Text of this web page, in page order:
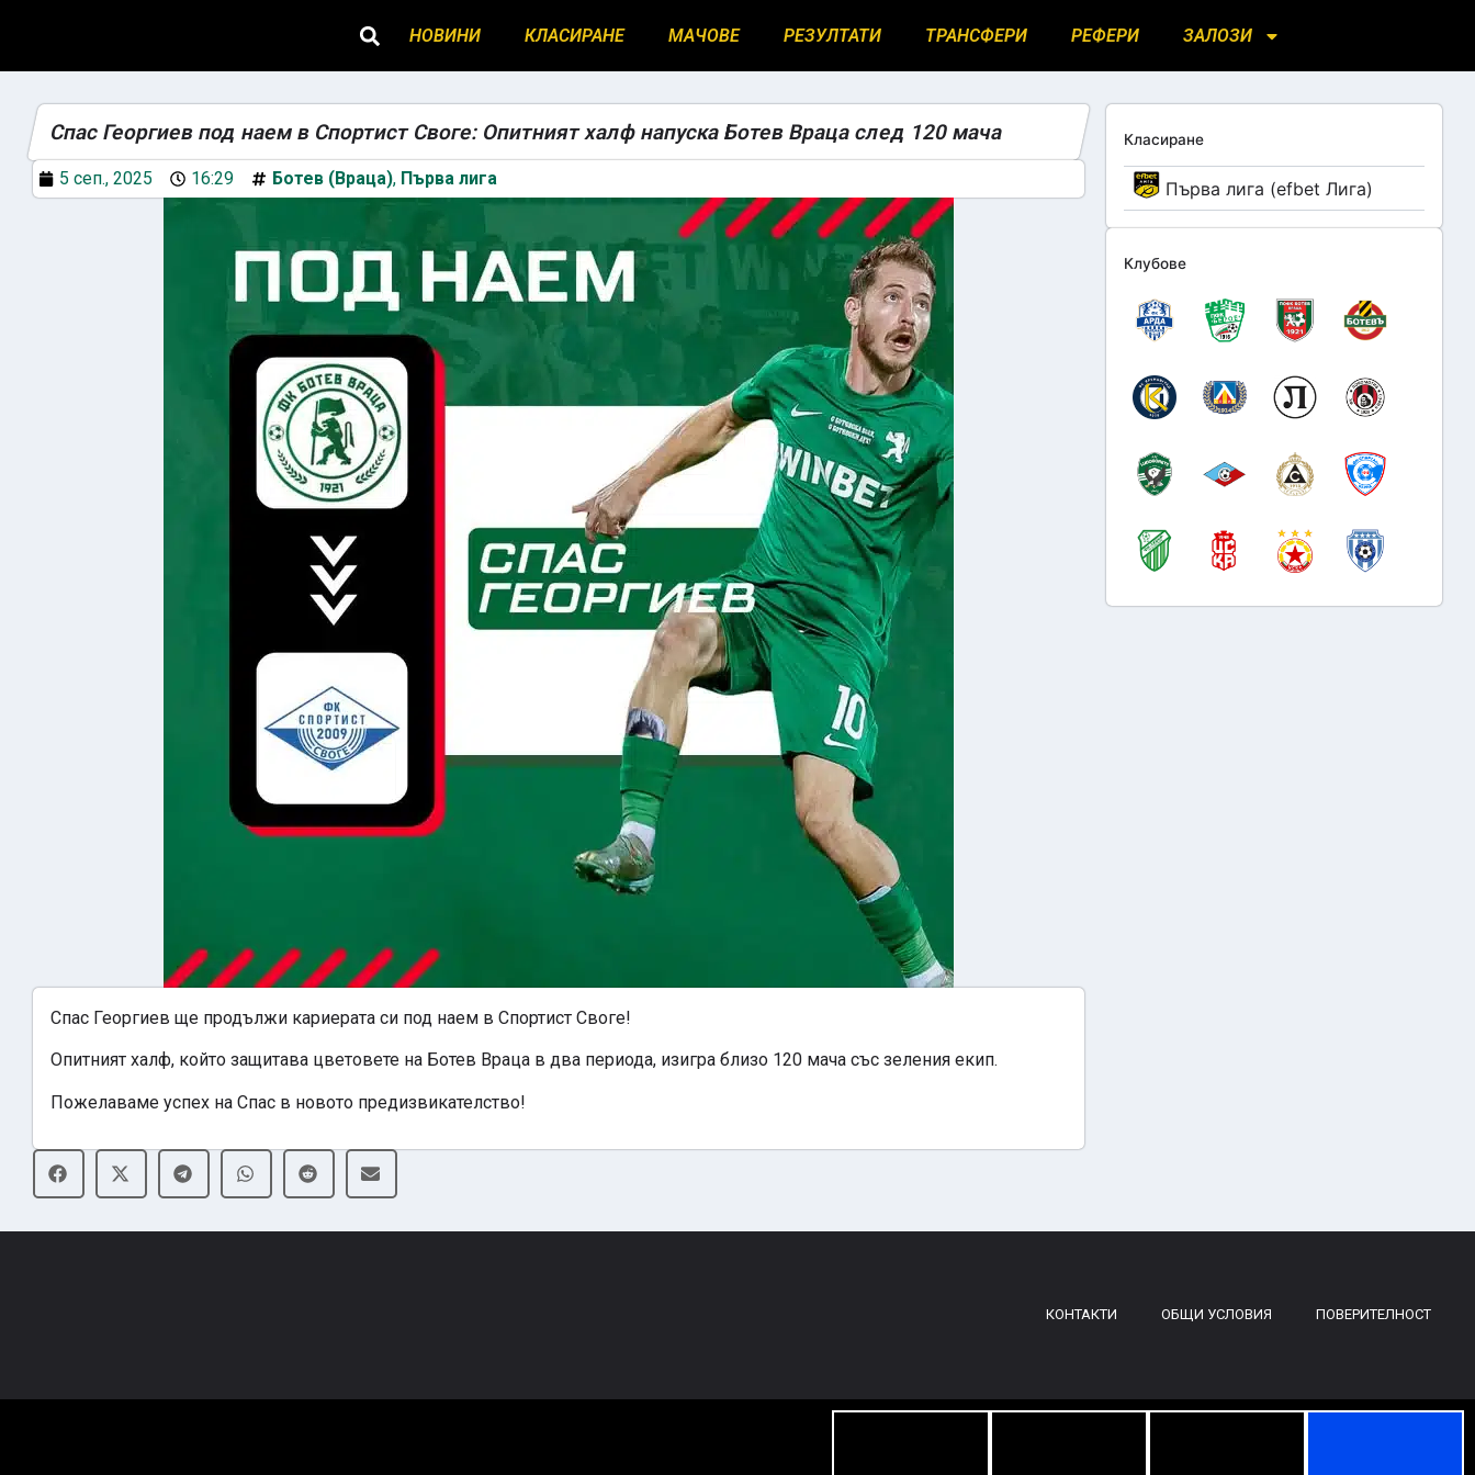
НОВИНИ КЛАСИРАНЕ МАЧОВЕ РЕЗУЛТАТИ ТРАНСФЕРИ РЕФЕРИ ЗАЛОЗИ
Класиране
Първа лига (efbet Лига)
Клубове
Спас Георгиев под наем в Спортист Своге: Опитният халф напуска Ботев Враца след 120 мача
5 сеп., 2025 16:29 Ботев (Враца), Първа лига
Спас Георгиев ще продължи кариерата си под наем в Спортист Своге!
Опитният халф, който защитава цветовете на Ботев Враца в два периода, изигра близо 120 мача със зеления екип.
Пожелаваме успех на Спас в новото предизвикателство!
КОНТАКТИ ОБЩИ УСЛОВИЯ ПОВЕРИТЕЛНОСТ